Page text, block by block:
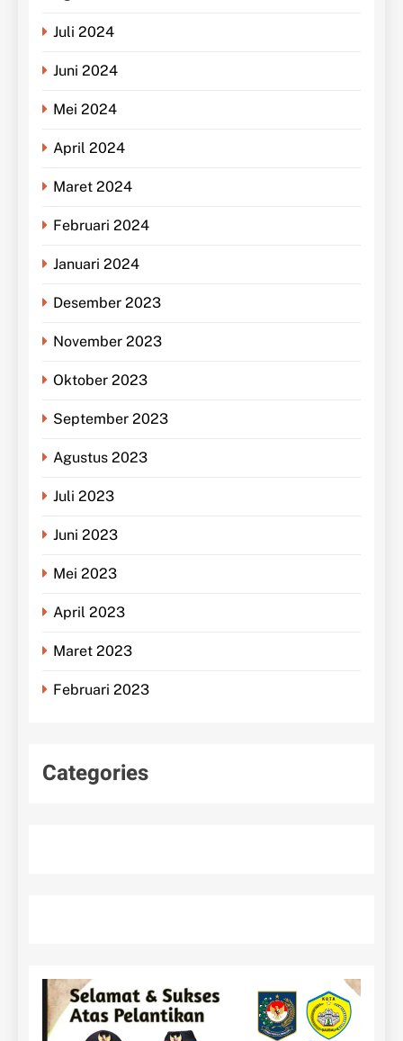
Juli 2024
Juni 2024
Mei 2024
April 2024
Maret 2024
Februari 2024
Januari 2024
Desember 2023
November 2023
Oktober 2023
September 2023
Agustus 2023
Juli 2023
Juni 2023
Mei 2023
April 2023
Maret 2023
Februari 2023
Categories